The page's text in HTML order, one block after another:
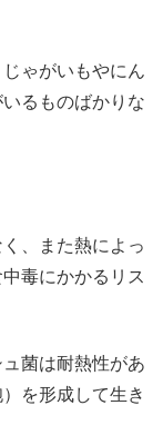
ゃがいもやにん
るものばかりな
、また熱によっ
毒にかかるリス
菌は耐熱性があ
を形成して生き